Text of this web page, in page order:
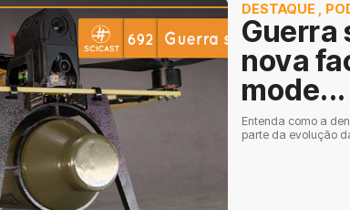
DESTAQUE
Guerra
nova
mode...
Entenda como a
parte da evolução